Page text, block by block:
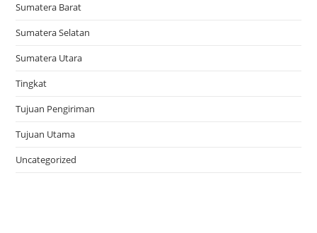
Sumatera Barat
Sumatera Selatan
Sumatera Utara
Tingkat
Tujuan Pengiriman
Tujuan Utama
Uncategorized